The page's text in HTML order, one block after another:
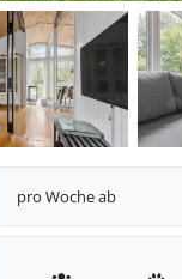
pro Woche ab